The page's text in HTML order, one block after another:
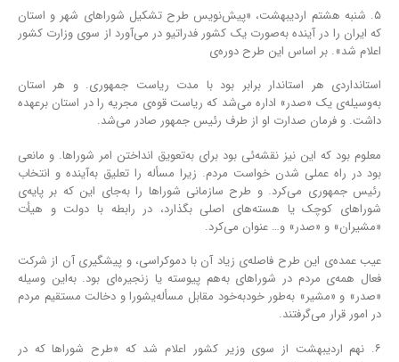
۵. شنبه هشتم اردیبهشت، «پیش‌نویس طرح تشکیل شوراهای شهر و استان
که ایران را در آینده به‌صورت یک کشور فدراتیو در می‌آورد از سوی وزارت کشور
اعلام شد». بر اساس این طرح دوره‌ی
استانداردی هر استاندار برابر بود با مدت ریاست جمهوری. و هر استان
به‌وسیله‌ی یک «صدر» اداره می‌شد که ریاست قوه‌ی مجریه را در استان برعهده
داشت. و فرمان صدارت او از طرف رئیس جمهور صادر می‌شد.
معلوم بود که این نیز نقشه‌ئی بود برای به‌تعویق انداختن امر شوراها. و مانعی
بود در راه عملی شدن خواست مردم. زیرا مسأله را تعلیق به‌آینده و انتخاب
رئیس جمهوری می‌کرد. و طرح سازمانی شوراها را به‌جای این که بر پایه‌ی
شوراهای کوچک یا هسته‌های اصلی بگذارد، در رابطه با دولت و هیأت
«مشیران» و «صدر» و… عنوان می‌کرد.
عیب عمدﻩ‌ی این طرح فاصله‌ی زیاد آن با دموکراسی، و پیشگیری آن از شرکت
فعال همه‌ی مردم در شوراهای به‌هم پیوسته یا زنجیره‌ای بود. به‌این وسیله
«صدر» و «مشیر» به‌طور خود‌به‌خود مقابل مسأله‌یشورا و دخالت مستقیم مردم
در امور قرار می‌گرفتند.
۶. نهم اردیبهشت از سوی وزیر کشور اعلام شد که «طرح شوراها که در